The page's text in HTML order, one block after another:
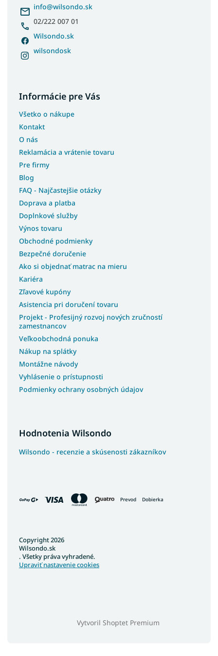
info@wilsondo.sk
02/222 007 01
Wilsondo.sk
wilsondosk
Informácie pre Vás
Všetko o nákupe
Kontakt
O nás
Reklamácia a vrátenie tovaru
Pre firmy
Blog
FAQ - Najčastejšie otázky
Doprava a platba
Doplnkové služby
Výnos tovaru
Obchodné podmienky
Bezpečné doručenie
Ako si objednať matrac na mieru
Kariéra
Zľavové kupóny
Asistencia pri doručení tovaru
Projekt - Profesijný rozvoj nových zručností
zamestnancov
Veľkoobchodná ponuka
Nákup na splátky
Montážne návody
Vyhlásenie o prístupnosti
Podmienky ochrany osobných údajov
Hodnotenia Wilsondo
Wilsondo - recenzie a skúsenosti zákazníkov
Prevod Dobierka
Vytvoril Shoptet Premium
Copyright 2026
Wilsondo.sk
. Všetky práva vyhradené.
Upraviť nastavenie cookies